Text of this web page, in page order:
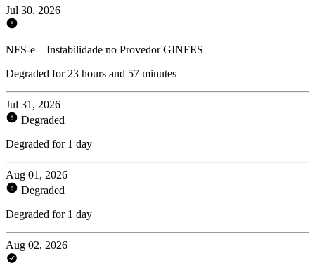
Jul 30, 2026
NFS-e – Instabilidade no Provedor GINFES
Degraded for 23 hours and 57 minutes
Jul 31, 2026
Degraded
Degraded for 1 day
Aug 01, 2026
Degraded
Degraded for 1 day
Aug 02, 2026